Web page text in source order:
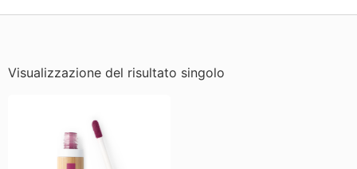
Visualizzazione del risultato singolo